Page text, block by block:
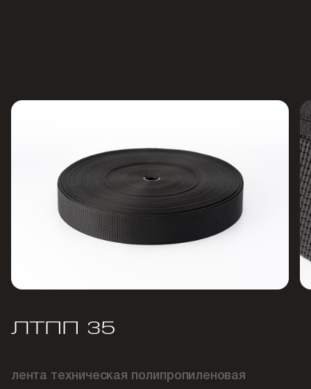
ЛТПП 35
лента техническая полипропиленовая